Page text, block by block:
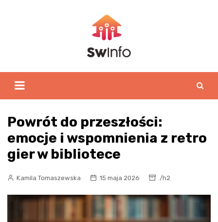
Powrót do przeszłości:
emocje i wspomnienia z retro
gier w bibliotece
Kamila Tomaszewska 15 maja 2026 /h2